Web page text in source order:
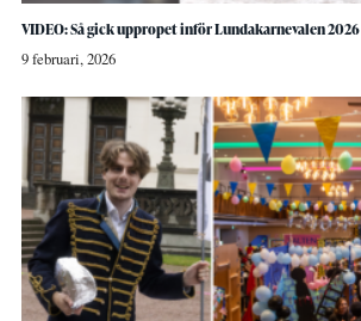
VIDEO: Så gick uppropet inför Lundakarnevalen 2026
9 februari, 2026